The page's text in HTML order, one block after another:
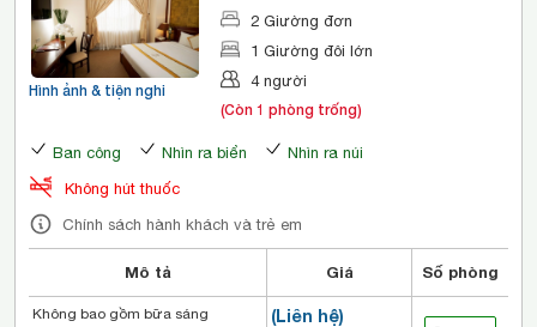
Hình ảnh & tiện nghi
2 Giường đơn
1 Giường đôi lớn
4 người
(Còn 1 phòng trống)
Ban công Nhìn ra biển
Nhìn ra núi
Không hút thuốc
Chính sách hành khách và trẻ em
Mô tả Giá Số phòng
(Liên hệ)
Không bao gồm bữa sáng